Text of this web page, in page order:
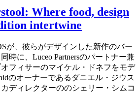
Where food, design
intertwine
が、彼らがデザインした新作のバー
時に、Luceo Partnersのパートナー兼
フィサーのマイケル・ドネフをモデ
のオーナーであるダニエル・ジウス
ディレクターののシェリー・シムコ